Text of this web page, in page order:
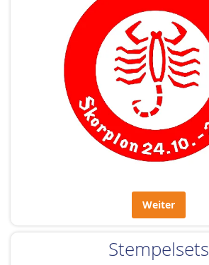
Weiter
Stempelsets